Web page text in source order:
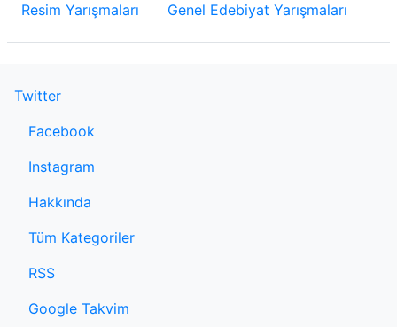
Resim Yarışmaları
Genel Edebiyat Yarışmaları
Twitter
Facebook
Instagram
Hakkında
Tüm Kategoriler
RSS
Google Takvim